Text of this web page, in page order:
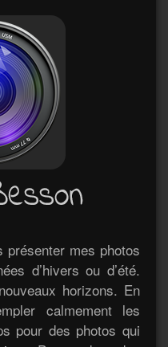
mes photos
d’hivers ou d’été.
horizons. En
calmement les
pour des photos qui